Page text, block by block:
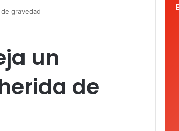
gravedad
un
de